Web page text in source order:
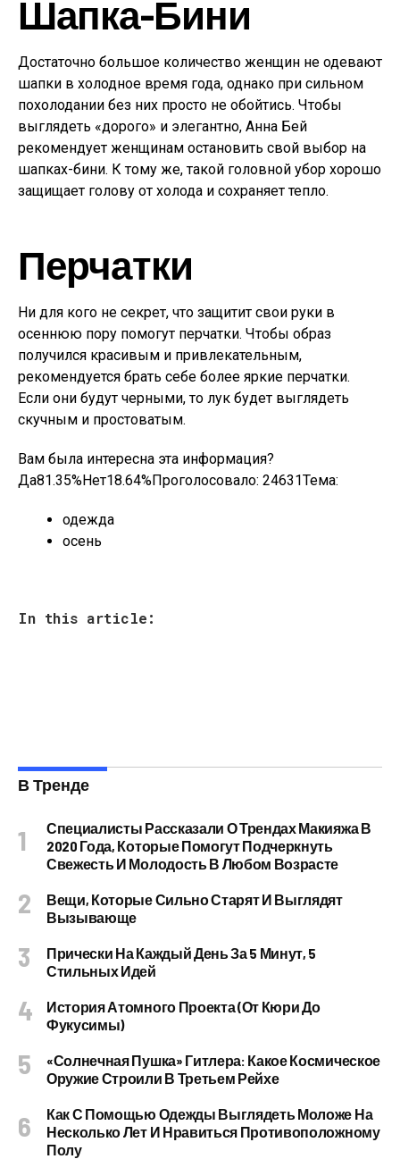
Шапка-Бини
Достаточно большое количество женщин не одевают
шапки в холодное время года, однако при сильном
похолодании без них просто не обойтись. Чтобы
выглядеть «дорого» и элегантно, Анна Бей
рекомендует женщинам остановить свой выбор на
шапках-бини. К тому же, такой головной убор хорошо
защищает голову от холода и сохраняет тепло.
Перчатки
Ни для кого не секрет, что защитит свои руки в
осеннюю пору помогут перчатки. Чтобы образ
получился красивым и привлекательным,
рекомендуется брать себе более яркие перчатки.
Если они будут черными, то лук будет выглядеть
скучным и простоватым.
Вам была интересна эта информация?
Да81.35%Нет18.64%Проголосовало: 24631Тема:
одежда
осень
In this article:
В Тренде
Специалисты Рассказали О Трендах Макияжа В
2020 Года, Которые Помогут Подчеркнуть
Свежесть И Молодость В Любом Возрасте
Вещи, Которые Сильно Старят И Выглядят
Вызывающе
Прически На Каждый День За 5 Минут, 5
Стильных Идей
История Атомного Проекта (от Кюри До
Фукусимы)
«Солнечная Пушка» Гитлера: Какое Космическое
Оружие Строили В Третьем Рейхе
Как С Помощью Одежды Выглядеть Моложе На
Несколько Лет И Нравиться Противоположному
Полу